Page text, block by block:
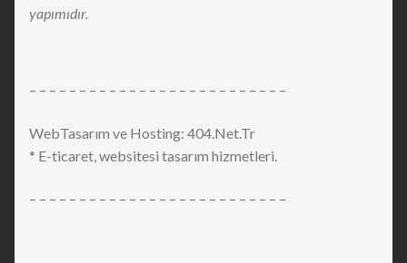
yapımıdır.
– – – – – – – – – – – – – – – – – – – – – – – – – –
WebTasarım ve Hosting: 404.Net.Tr
* E-ticaret, websitesi tasarım hizmetleri.
– – – – – – – – – – – – – – – – – – – – – – – – – –